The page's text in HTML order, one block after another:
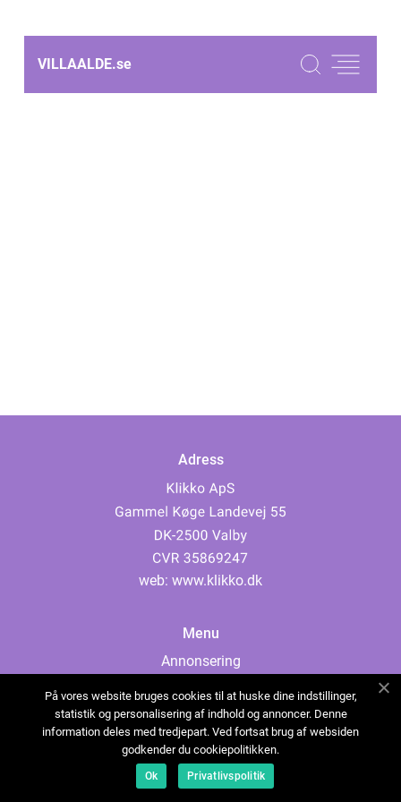
VILLAALDE.se
Adress
web: www.klikko.dk
Menu
Annonsering
Cookies
Kontakta oss
Sitemap
På vores website bruges cookies til at huske dine indstillinger,
statistik og personalisering af indhold og annoncer. Denne
information deles med tredjepart. Ved fortsat brug af websiden
godkender du cookiepolitikken.
Ok Privatlivspolitik